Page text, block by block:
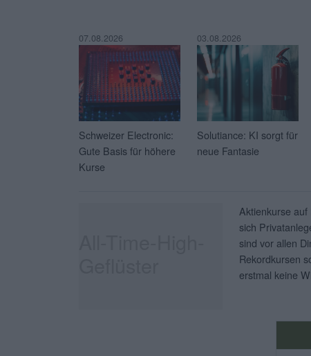
07.08.2026
Schweizer Electronic:
Gute Basis für höhere
Kurse
03.08.2026
Solutiance: KI sorgt für
neue Fantasie
Aktienkurse
sich
sind vor allen
Rekordkursen
erstmal keine